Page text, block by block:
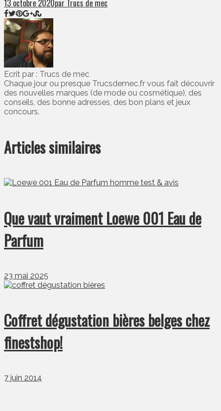
13 octobre 2020par Trucs de mec
Ecrit par : Trucs de mec
Chaque jour ou presque Trucsdemec.fr vous fait découvrir
des nouvelles marques (de mode ou cosmétique), des
conseils, des bonne adresses, des bon plans et jeux
concours.
Articles similaires
Que vaut vraiment Loewe 001 Eau de
Parfum
23 mai 2025
Coffret dégustation bières belges chez
finestshop!
7 juin 2014